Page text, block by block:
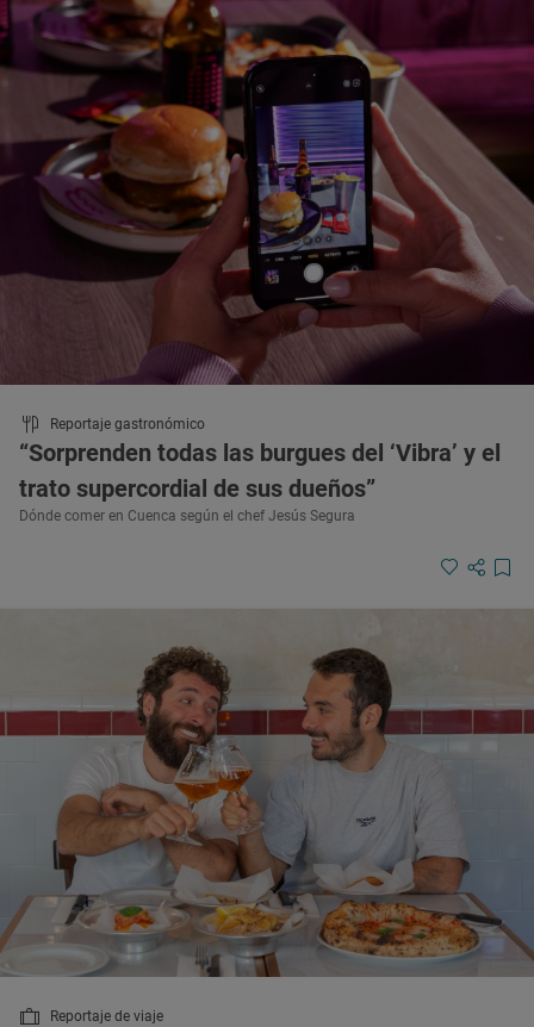
Reportaje gastronómico
“Sorprenden todas las burgues del ‘Vibra’ y el
trato supercordial de sus dueños”
Dónde comer en Cuenca según el chef Jesús Segura
Reportaje de viaje